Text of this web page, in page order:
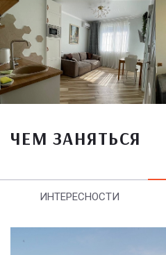
ЧЕМ ЗАНЯТЬСЯ
ИНТЕРЕСНОСТИ